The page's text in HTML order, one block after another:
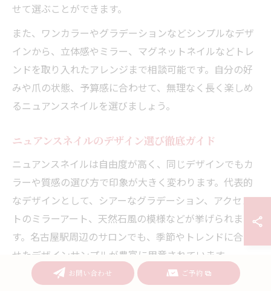
せて選ぶことができます。
また、ワンカラーやグラデーションなどシンプルなデザ
インから、立体感やミラー、マグネットネイルなどトレ
ンドを取り入れたアレンジまで相談可能です。自分の好
みや爪の状態、予算感に合わせて、無理なく長く楽しめ
るニュアンスネイルを選びましょう。
ニュアンスネイルのデザイン選び徹底ガイド
ニュアンスネイルは自由度が高く、同じデザインでもカ
ラーや質感の選び方で印象が大きく変わります。代表的
なデザインとして、シアーなグラデーション、アクセン
トのミラーアート、天然石風の模様などが挙げられま
す。名古屋駅周辺のサロンでも、季節やトレンドに合わ
せたデザインサンプルが豊富に用意されています。
デザイン選びのコツは、まず自分の肌色やファッショ
お問い合わせ ご予約